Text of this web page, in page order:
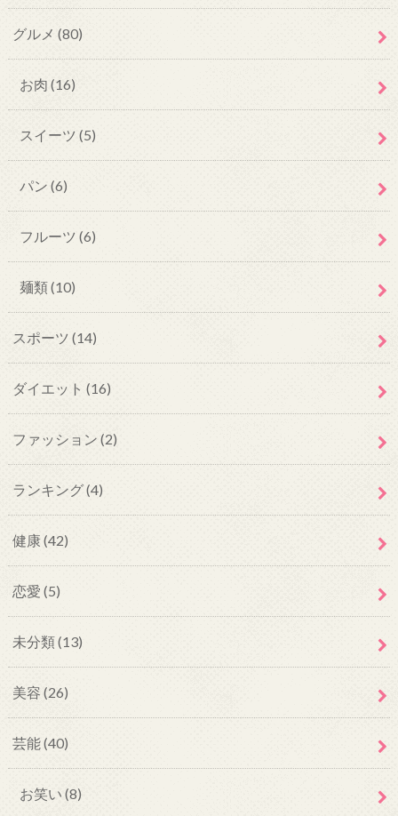
グルメ (80)
お肉 (16)
スイーツ (5)
パン (6)
フルーツ (6)
麺類(10)
スポーツ (14)
ダイエット (16)
ファッション (2)
ランキング(4)
健康(42)
恋愛 (5)
未分類(13)
美容 (26)
芸能(40)
お笑い (8)